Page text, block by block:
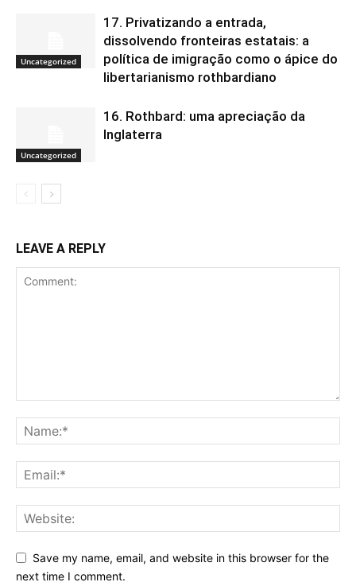
Uncategorized
17. Privatizando a entrada,
dissolvendo fronteiras estatais: a
política de imigração como o ápice do
libertarianismo rothbardiano
Uncategorized
16. Rothbard: uma apreciação da
Inglaterra
LEAVE A REPLY
Save my name, email, and website in this browser for the
next time I comment.